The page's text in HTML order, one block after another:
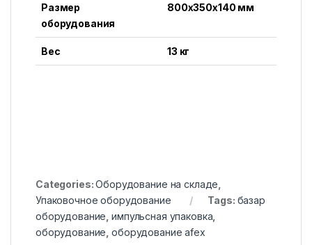
Размер
оборудования
800x350x140 мм
Вес 13 кг
Categories:Оборудование на складе
Упаковочное оборудование
Tags: базар
оборудование ,импульсная упаковка
оборудование ,оборудование afex